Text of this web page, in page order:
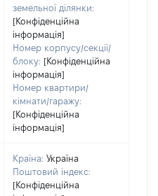
земельної ділянки:
[Конфіденційна
інформація]
Номер корпусу/секції/
блоку: [Конфіденційна
інформація]
Номер квартири/
кімнати/гаражу:
[Конфіденційна
інформація]
Країна: Україна
Поштовий індекс:
[Конфіденційна